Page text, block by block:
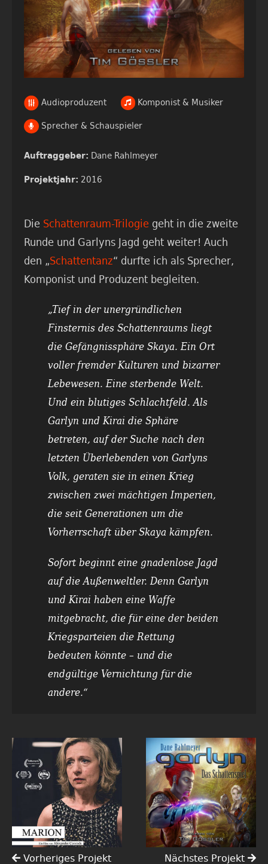
Audioproduzent
Komponist & Musiker
Sprecher & Schauspieler
Auftraggeber: Dane Rahlmeyer
Projektjahr: 2016
Die Schattenraum-Trilogie geht in die zweite
Runde und GarlynsJagd geht weiter! Auch
den „Schattentanz“ durfte ich als Sprecher,
Komponist und Produzent begleiten.
„Tief in der unergründlichen
Finsternis des Schattenraums liegt
die Gefängnissphäre Skaya. Ein Ort
voller fremder Kulturen und bizarrer
Lebewesen. Eine sterbende Welt.
Und ein blutiges Schlachtfeld. Als
Garlyn und Kirai die Sphäre
betreten, auf der Suche nach den
letzten Überlebenden von Garlyns
Volk, geraten sie in einen Krieg
zwischen zwei mächtigen Imperien,
die seit Generationen um die
Vorherrschaft über Skaya kämpfen.
Sofort beginnt eine gnadenlose Jagd
auf die Außenweltler. Denn Garlyn
und Kirai haben eine Waffe
mitgebracht, die für eine der beiden
Kriegsparteien die Rettung
bedeuten könnte – und die
endgültige Vernichtung für die
andere.“
Vorheriges Projekt Nächstes Projekt